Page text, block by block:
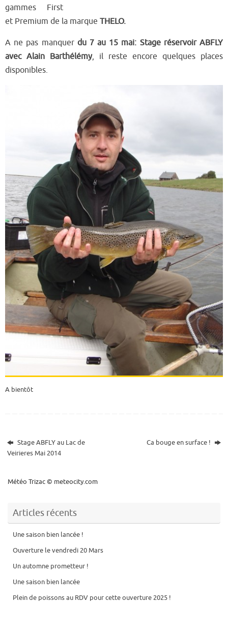
gammes First
et Premium de la marque THELO.
A ne pas manquerdu 7 au 15 mai: Stage réservoir ABFLY
avec Alain Barthélémy, il reste encore quelques places
disponibles.
A bientôt
Stage ABFLY au Lac de
Veirieres Mai 2014
Ca bouge en surface !
Météo Trizac© meteocity.com
Articles récents
Une saison bien lancée !
Ouverture le vendredi 20 Mars
Un automne prometteur !
Une saison bien lancée
Plein de poissons au RDV pour cette ouverture 2025 !